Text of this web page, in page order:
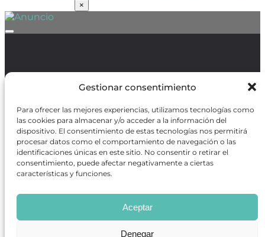
Gestionar consentimiento
Para ofrecer las mejores experiencias, utilizamos tecnologías como
las cookies para almacenar y/o acceder a la información del
dispositivo. El consentimiento de estas tecnologías nos permitirá
procesar datos como el comportamiento de navegación o las
identificaciones únicas en este sitio. No consentir o retirar el
consentimiento, puede afectar negativamente a ciertas
características y funciones.
Aceptar
Denegar
×
REVISTA ONLINE
CARTELERA TEATRO MADRID
CENTROS DE FORMACIÓN
CONCURSOS
SOBRE NOSOTROS
OBRAS MÁS VOTADAS